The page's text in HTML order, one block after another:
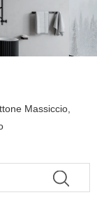
Massiccio,